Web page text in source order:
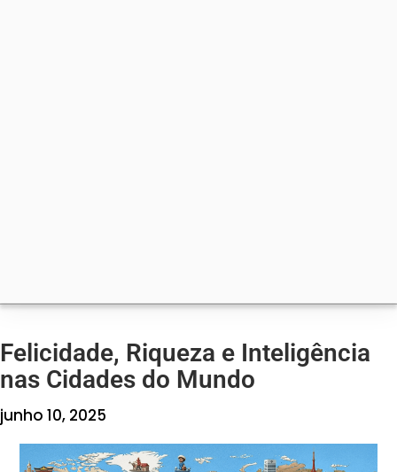
Felicidade, Riqueza e Inteligência
nas Cidades do Mundo
junho 10, 2025